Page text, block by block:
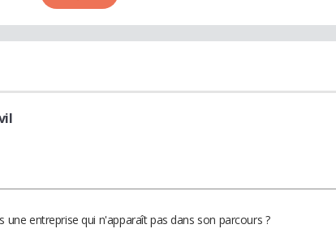
une entreprise qui n'apparaît pas dans son parcours ?